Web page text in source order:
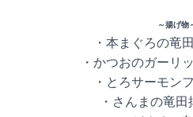
～揚げ物
・本まぐろの
・かつおのガー
・とろサーモ
・さんまの竜